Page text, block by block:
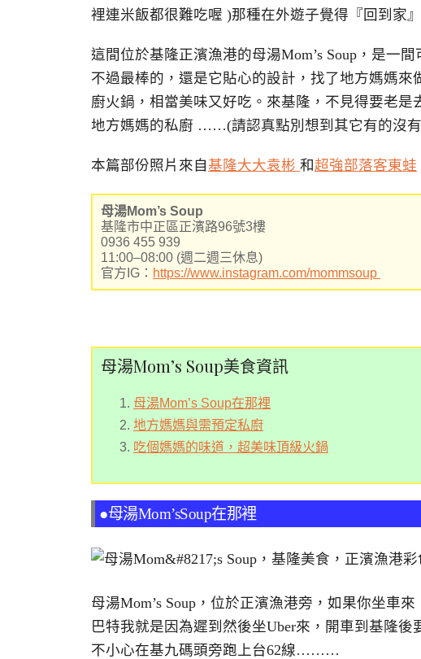
裡連米飯都很難吃喔 )那種在外遊子覺得『回到家
這間位於基隆正濱漁港的母湯Mom’s Soup，是一
不過最棒的，還是它貼心的設計，找了地方媽媽
廚火鍋，相當美味又好吃。來基隆，不見得要老
地方媽媽的私廚 ……(請認真點別想到其它有的沒
本篇部份照片來自基隆大大袁彬 和 超強部落客東蛙
母湯Mom’s Soup
基隆市中正區正濱路96號3樓
0936 455 939
11:00–08:00 (週二週三休息)
官方IG： https://www.instagram.com/mommsoup
母湯Mom’s Soup美食資訊
母湯Mom’s Soup在那裡
地方媽媽與需預定私廚
吃個媽媽的味道，超美味頂級火鍋
●母湯Mom’sSoup在那裡
母湯Mom’s Soup，位於正濱漁港旁，如果你坐車
巴特我就是因為遲到然後坐Uber來，開車到基隆
不小心在基九碼頭旁跑上台62線………